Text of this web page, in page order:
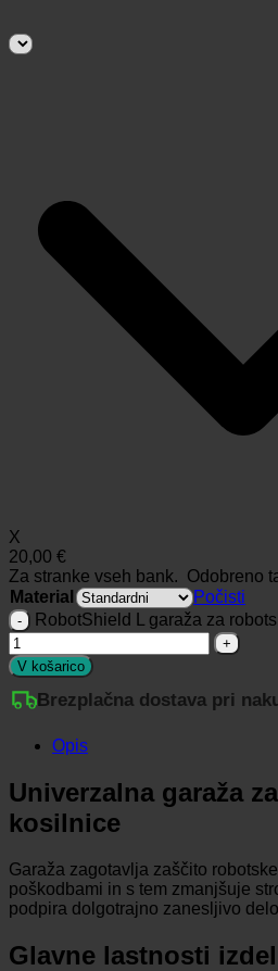
X
20,00 €
Za stranke vseh bank. Odobreno
Material
Počisti
RobotShield L garaža za
V košarico
Brezplačna dostava pri
Opis
Univerzalna garaža
kosilnice
Garaža zagotavlja zaščito
poškodbami in s tem zmanjšuje
podpira dolgotrajno zanesljivo
Glavne lastnosti